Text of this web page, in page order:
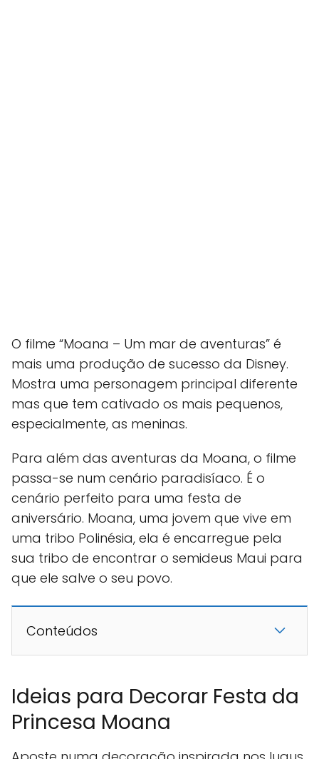
O filme “Moana – Um mar de aventuras” é
mais uma produção de sucesso da Disney.
Mostra uma personagem principal diferente
mas que tem cativado os mais pequenos,
especialmente, as meninas.
Para além das aventuras da Moana, o filme
passa-se num cenário paradisíaco. É o
cenário perfeito para uma festa de
aniversário. Moana, uma jovem que vive em
uma tribo Polinésia, ela é encarregue pela
sua tribo de encontrar o semideus Maui para
que ele salve o seu povo.
Conteúdos
Ideias para Decorar Festa da
Princesa Moana